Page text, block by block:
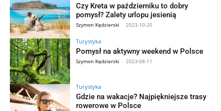
Czy Kreta w październiku to dobry
pomysł? Zalety urlopu jesienią
Szymon Kędzierski - 2023-10-20
Turystyka
Pomysł na aktywny weekend w Polsce
Szymon Kędzierski - 2023-08-11
Turystyka
Gdzie na wakacje? Najpiękniejsze trasy
rowerowe w Polsce